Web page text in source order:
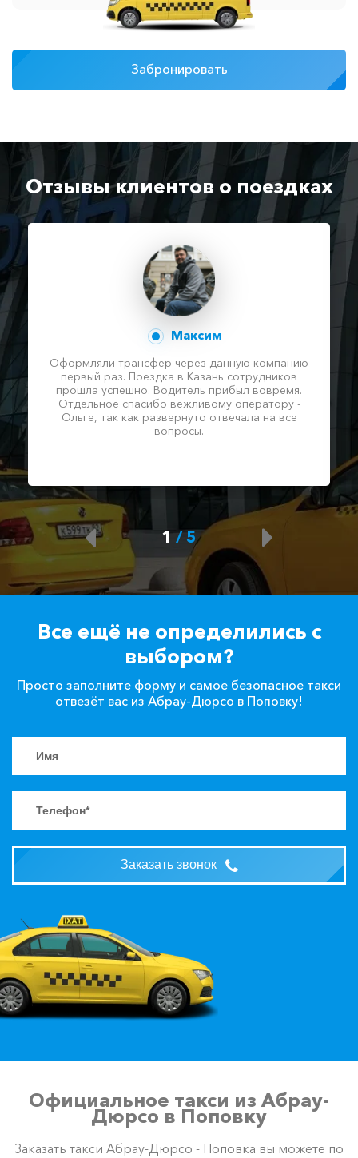
Забронировать
Отзывы клиентов о поездках
Максим
Оформляли трансфер через данную компанию
первый раз. Поездка в Казань сотрудников
прошла успешно. Водитель прибыл вовремя.
Отдельное спасибо вежливому оператору -
Ольге, так как развернуто отвечала на все
вопросы.
1/ 5
Все ещё не определились с
выбором?
Просто заполните форму и самое безопасное такси
отвезёт вас из Абрау-Дюрсо в Поповку!
Заказать звонок
Официальное такси из Абрау-
Дюрсо в Поповку
Заказать такси Абрау-Дюрсо - Поповка вы можете по